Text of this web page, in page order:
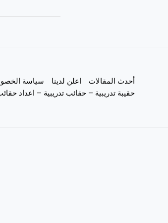
أحدث المقالات اعلن لدينا سياسة
حقيبة تدريبية – حقائب تدريبية – اعداد